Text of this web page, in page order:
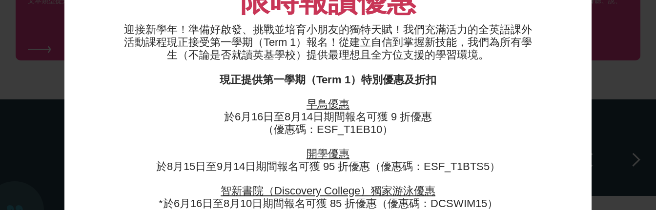
迎接新學年！準備好啟發、挑戰並培育小朋友的獨特天賦！我們充滿活力的全英語課外
活動課程現正接受第一學期（Term 1）報名！ 從建立自信到掌握新技能，我們為所有學
生（不論是否就讀英基學校）提供最理想且全方位支援的學習環境。
現正提供第一學期（Term 1）特別優惠及折扣
早鳥優惠
於6月16日至8月14日期間報名可獲 9 折優惠
（優惠碼：ESF_T1EB10）
開學優惠
於8月15日至9月14日期間報名可獲 95 折優惠（優惠碼：ESF_T1BTS5）
智新書院（Discovery College）獨家游泳優惠
*於6月16日至8月10日期間報名可獲 85 折優惠（優惠碼：DCSWIM15）
術，設嬰兒游泳班及成人班。
交及語言能力。